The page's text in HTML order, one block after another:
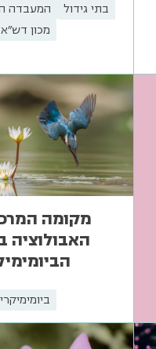
בתי גידול
המעבדה
מכון דש"א
מקומה
האבולוציה
ביומימיקרי